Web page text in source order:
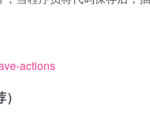
actions